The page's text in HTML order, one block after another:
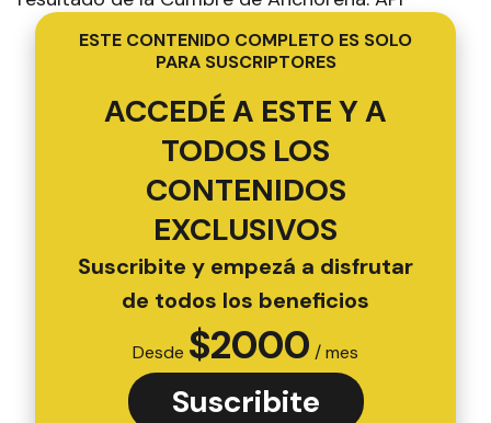
ESTE CONTENIDO COMPLETO ES SOLO
PARA SUSCRIPTORES
ACCEDÉ A ESTE Y A
TODOS LOS
CONTENIDOS
EXCLUSIVOS
Suscribite y empezá a disfrutar
de todos los beneficios
Desde $2000 / mes
Suscribite